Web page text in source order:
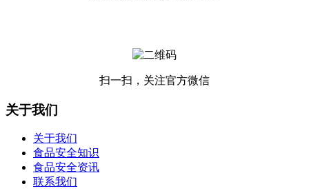
扫一扫，关注官方微信
关于我们
关于我们
食品安全知识
食品安全资讯
联系我们